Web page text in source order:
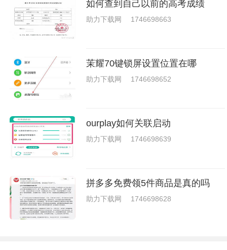
如何查到自己以前的高考成绩
助力下载网 1746698663
茉耀70键锁屏设置位置在哪
助力下载网 1746698652
ourplay如何关联启动
助力下载网 1746698639
拼多多免费领5件商品是真的吗
助力下载网 1746698628